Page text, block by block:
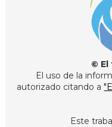
© El
El uso de la
autorizado citando a
Este